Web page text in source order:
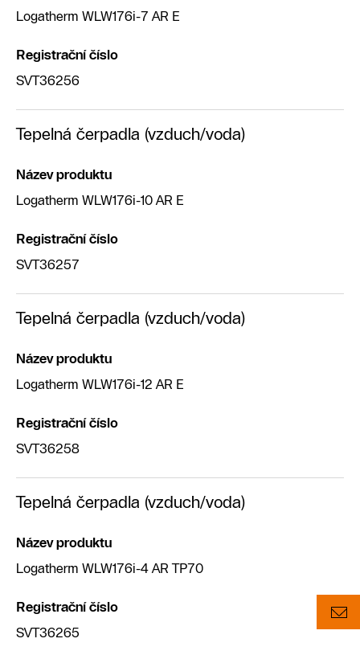
Logatherm WLW176i-7 AR E
Registrační číslo
SVT36256
Tepelná čerpadla (vzduch/voda)
Název produktu
Logatherm WLW176i-10 AR E
Registrační číslo
SVT36257
Tepelná čerpadla (vzduch/voda)
Název produktu
Logatherm WLW176i-12 AR E
Registrační číslo
SVT36258
Tepelná čerpadla (vzduch/voda)
Název produktu
Logatherm WLW176i-4 AR TP70
Registrační číslo
SVT36265